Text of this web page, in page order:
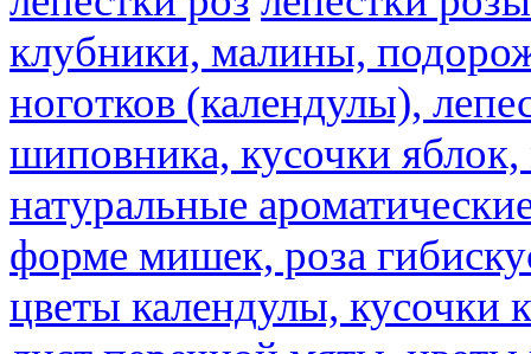
клубники, малины,
ноготков (календулы),
шиповника, кусочки
натуральные
форме мишек, роза
цветы календулы, кусочки